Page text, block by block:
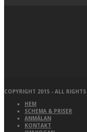
COPYRIGHT 2015 - ALL RIGHTS
HEM
SCHEMA & PRISER
ANMÄLAN
KONTAKT